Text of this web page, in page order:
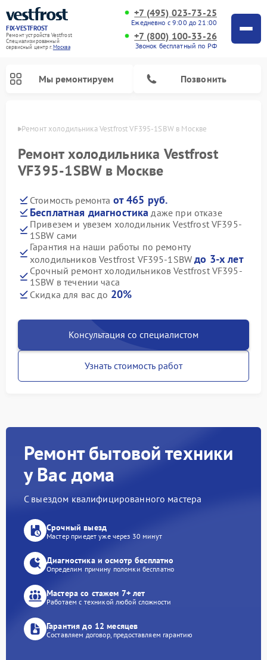
FIX-VESTFROST
Ремонт устройств Vestfrost
Специализированный
cервисный центр г.Москва
+7 (495) 023-73-25
Ежедневно с 9:00 до 21:00
+7 (800) 100-33-26
Звонок бесплатный по РФ
Мы ремонтируем Позвонить
Ремонт холодильника Vestfrost VF395-1SBW в Москве
Ремонт холодильника Vestfrost
VF395-1SBW в Москве
Стоимость ремонта от 465 руб.
Бесплатная диагностика даже при отказе
Привезем и увезем холодильник Vestfrost VF395-
1SBW сами
Гарантия на наши работы по ремонту
холодильников Vestfrost VF395-1SBWдо 3-х лет
Срочный ремонт холодильников Vestfrost VF395-
1SBW в течении часа
Скидка для вас до 20%
Консультация со специалистом
Узнать стоимость работ
Ремонт бытовой техники
у Вас дома
С выездом квалифицированного мастера
Срочный выезд
Мастер приедет уже через 30 минут
Диагностика и осмотр бесплатно
Определим причину поломки бесплатно
Мастера со стажем 7+ лет
Работаем с техникой любой сложности
Гарантия до 12 месяцев
Составляем договор, предоставляем гарантию